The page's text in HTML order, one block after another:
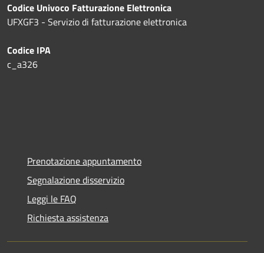
Codice Univoco Fatturazione Elettronica
UFXGF3 - Servizio di fatturazione elettronica
Codice IPA
c_a326
Prenotazione appuntamento
Segnalazione disservizio
Leggi le FAQ
Richiesta assistenza